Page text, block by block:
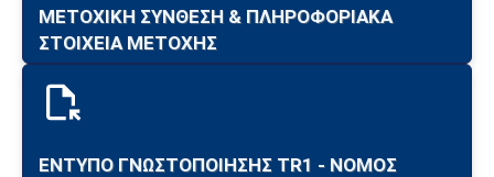
ΜΕΤΟΧΙΚΗ ΣΥΝΘΕΣΗ & ΠΛΗΡΟΦΟΡΙΑΚΑ
ΣΤΟΙΧΕΙΑ ΜΕΤΟΧΗΣ
ΕΝΤΥΠΟ ΓΝΩΣΤΟΠΟΙΗΣΗΣ TR1 - ΝΟΜΟΣ